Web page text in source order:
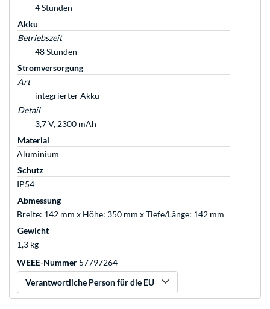
4 Stunden
Akku
Betriebszeit
48 Stunden
Stromversorgung
Art
integrierter Akku
Detail
3,7 V, 2300 mAh
Material
Aluminium
Schutz
IP54
Abmessung
Breite: 142 mm x Höhe: 350 mm x Tiefe/Länge: 142 mm
Gewicht
1,3 kg
WEEE-Nummer 57797264
Verantwortliche Person für die EU